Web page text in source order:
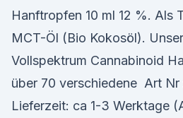
Hanftropfen 10 ml 12 %. Als
MCT-Öl (Bio Kokosöl).
Vollspektrum Cannabinoid
über 70 verschiedene Art
Lieferzeit: ca 1-3 Werktage